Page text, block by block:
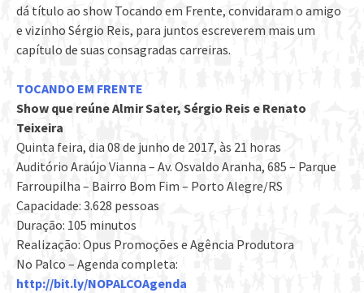
dá título ao show Tocando em Frente, convidaram o amigo
e vizinho Sérgio Reis, para juntos escreverem mais um
capítulo de suas consagradas carreiras.
TOCANDO EM FRENTE
Show que reúne Almir Sater, Sérgio Reis e Renato
Teixeira
Quinta feira, dia 08 de junho de 2017, às 21 horas
Auditório Araújo Vianna – Av. Osvaldo Aranha, 685 – Parque
Farroupilha – Bairro Bom Fim – Porto Alegre/RS
Capacidade: 3.628 pessoas
Duração: 105 minutos
Realização: Opus Promoções e Agência Produtora
No Palco – Agenda completa:
http://bit.ly/NOPALCOAgenda